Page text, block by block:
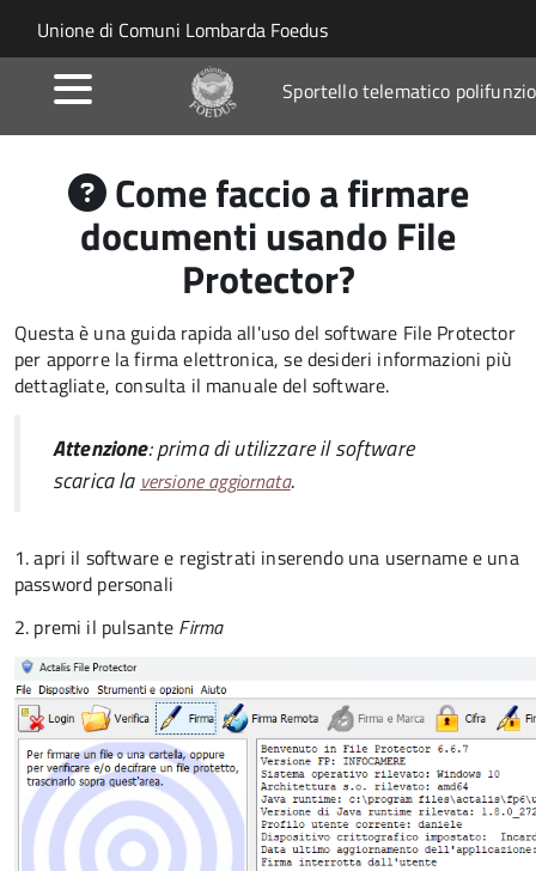
Salta al contenuto principale
Skip to site navigation
Unione di Comuni Lombarda Foedus
Sportello telematico
Come faccio a firmare
documenti usando File
Protector?
Questa è una guida rapida all'uso del software File Protector
per apporre la firma elettronica, se desideri informazioni più
dettagliate, consulta il manuale del software.
Attenzione: prima di utilizzare il software
scarica la versione aggiornata.
1. apri il software e registrati inserendo una username e una
password personali
2. premi il pulsante Firma